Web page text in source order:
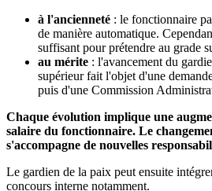
à l'ancienneté : le fonctionnaire
de manière automatique.
suffisant pour prétendre au grade
au mérite : l'avancement du
supérieur fait l'objet d'une
puis d'une Commission
Chaque évolution implique une
salaire du fonctionnaire. Le
s'accompagne de nouvelles
Le gardien de la paix peut ensuite
concours interne notamment.